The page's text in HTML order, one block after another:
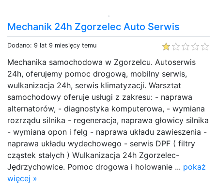
Mechanik 24h Zgorzelec Auto Serwis
Dodano: 9 lat 9 miesięcy temu
Mechanika samochodowa w Zgorzelcu. Autoserwis
24h, oferujemy pomoc drogową, mobilny serwis,
wulkanizacja 24h, serwis klimatyzacji. Warsztat
samochodowy oferuje usługi z zakresu: - naprawa
alternatorów, - diagnostyka komputerowa, - wymiana
rozrządu silnika - regeneracja, naprawa głowicy silnika
- wymiana opon i felg - naprawa układu zawieszenia -
naprawa układu wydechowego - serwis DPF ( filtry
cząstek stałych ) Wulkanizacja 24h Zgorzelec-
Jędrzychowice. Pomoc drogowa i holowanie ... pokaż
więcej »